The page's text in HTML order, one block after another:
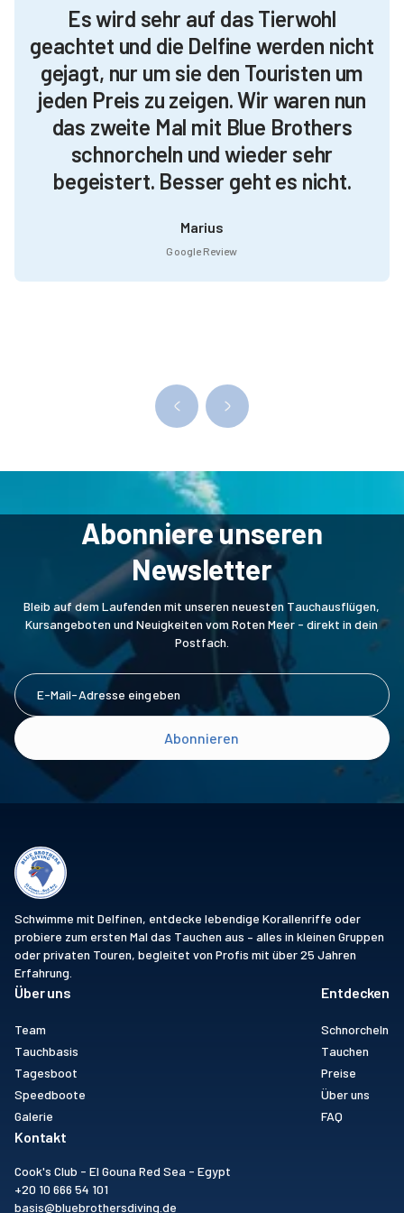
Es wird sehr auf das Tierwohl
geachtet und die Delfine werden nicht
gejagt, nur um sie den Touristen um
jeden Preis zu zeigen. Wir waren nun
das zweite Mal mit Blue Brothers
schnorcheln und wieder sehr
begeistert. Besser geht es nicht.
Marius
Google Review
Abonniere unseren
Newsletter
Bleib auf dem Laufenden mit unseren neuesten Tauchausflügen,
Kursangeboten und Neuigkeiten vom Roten Meer - direkt in dein
Postfach.
Abonnieren
Schwimme mit Delfinen, entdecke lebendige Korallenriffe oder
probiere zum ersten Mal das Tauchen aus – alles in kleinen Gruppen
oder privaten Touren, begleitet von Profis mit über 25 Jahren
Erfahrung.
Über uns
Team
Tauchbasis
Tagesboot
Speedboote
Galerie
Entdecken
Schnorcheln
Tauchen
Preise
Über uns
FAQ
Kontakt
Cook's Club - El Gouna Red Sea - Egypt
+20 10 666 54 101
basis@bluebrothersdiving.de